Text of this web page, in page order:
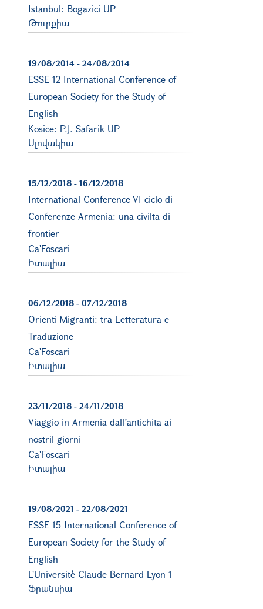
Istanbul: Bogazici UP
Թուրքիա
19/08/2014 - 24/08/2014
ESSE 12 International Conference of
European Society for the Study of
English
Kosice: P.J. Safarik UP
Սլովակիա
15/12/2018 - 16/12/2018
International Conference VI ciclo di
Conferenze Armenia: una civilta di
frontier
Ca'Foscari
Իտալիա
06/12/2018 - 07/12/2018
Orienti Migranti: tra Letteratura e
Traduzione
Ca'Foscari
Իտալիա
23/11/2018 - 24/11/2018
Viaggio in Armenia dall’antichita ai
nostril giorni
Ca'Foscari
Իտալիա
19/08/2021 - 22/08/2021
ESSE 15 International Conference of
European Society for the Study of
English
L'Université Claude Bernard Lyon 1
Ֆրանսիա